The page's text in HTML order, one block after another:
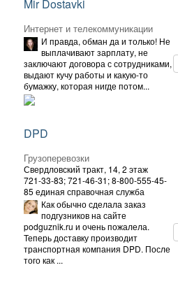
Mir Dostavki
Интернет и телекоммуникации
И правда, обман да и только! Не
выплачивают зарплату, не
заключают договора с сотрудниками,
выдают кучу работы и какую-то
бумажку, которая нигде потом...
DPD
Грузоперевозки
Свердловский тракт, 14, 2 этаж
721-33-83; 721-46-31; 8-800-555-45-
85 единая справочная служба
Как обычно сделала заказ
подгузников на сайте
podguznik.ru и очень пожалела.
Теперь доставку производит
транспортная компания DPD. После
того как ...